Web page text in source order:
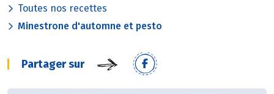
Toutes nos recettes
Minestrone d'automne et pesto
Partager sur